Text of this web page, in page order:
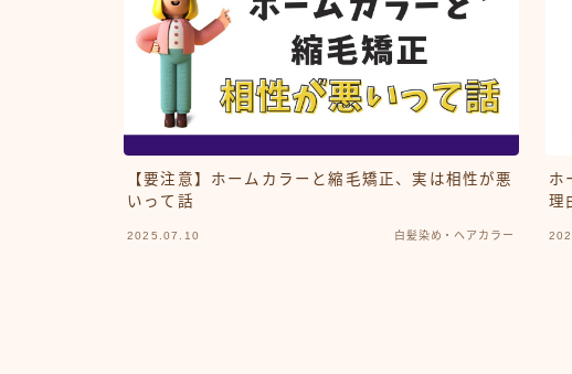
【要注意】ホームカラーと縮毛矯正、実は相性が悪
いって話
2025.07.10 白髪染め・ヘアカラー
ホ
理